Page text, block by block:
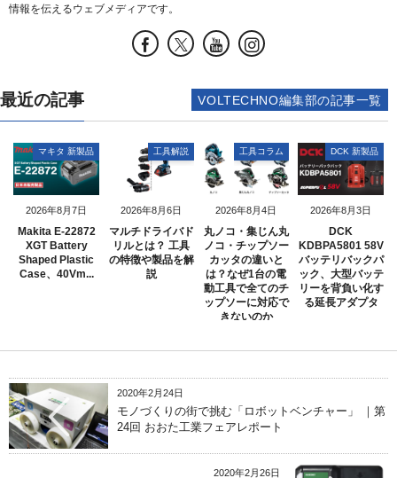
情報を伝えるウェブメディアです。
最近の記事
2026年8月7日
マキタ 新製品
Makita E-22872
XGT Battery
Shaped Plastic
Case、40Vm...
2026年8月6日
工具解説
マルチドライバド
リルとは？ 工具
の特徴や製品を解
説
2026年8月4日
工具コラム
丸ノコ・集じん丸
ノコ・チップソー
カッタの違いと
は？なぜ1台の電
動工具で全てのチ
ップソーに対応で
きないのか
2026年8月3日
DCK 新製品
DCK
KDBPA5801 58V
バッテリバックパ
ック、大型バッテ
リーを背負い化す
る延長アダプタ
VOLTECHNO編集部の記事一覧
2020年2月24日
モノづくりの街で挑む「ロボットベンチャー」 ｜第
24回 おおた工業フェアレポート
2020年2月26日